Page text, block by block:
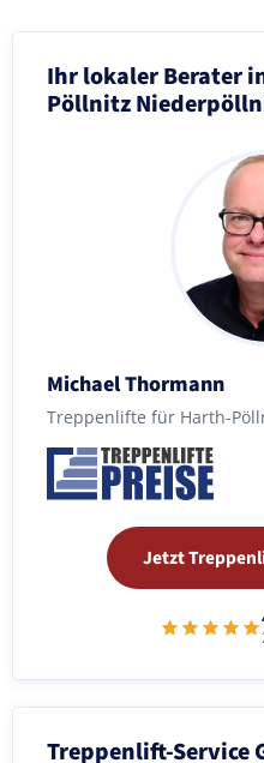
Ihr lokaler Berater
Pöllnitz
Michael Thormann
Treppenlifte für Harth-
Jetzt
Treppenlift-Service